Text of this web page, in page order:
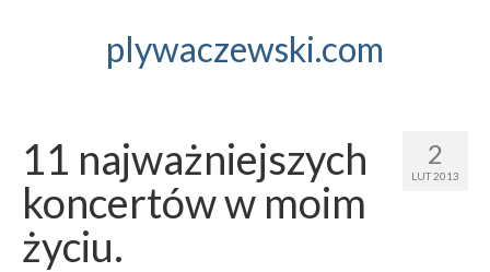
plywaczewski.com
2
LUT 2013
11 najważniejszych
koncertów w moim
życiu.